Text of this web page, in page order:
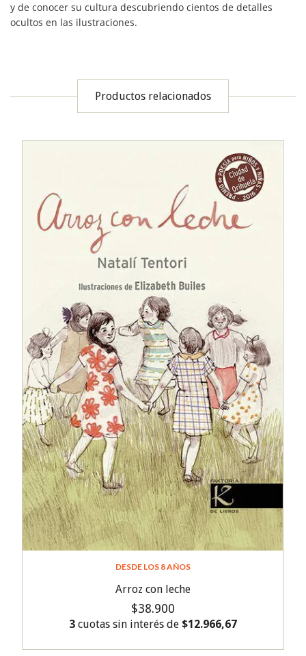
y de conocer su cultura descubriendo cientos de detalles
ocultos en las ilustraciones.
Productos relacionados
DESDE LOS 8 AÑOS
Arroz con leche
$38.900
3 cuotas sin interés de $12.966,67